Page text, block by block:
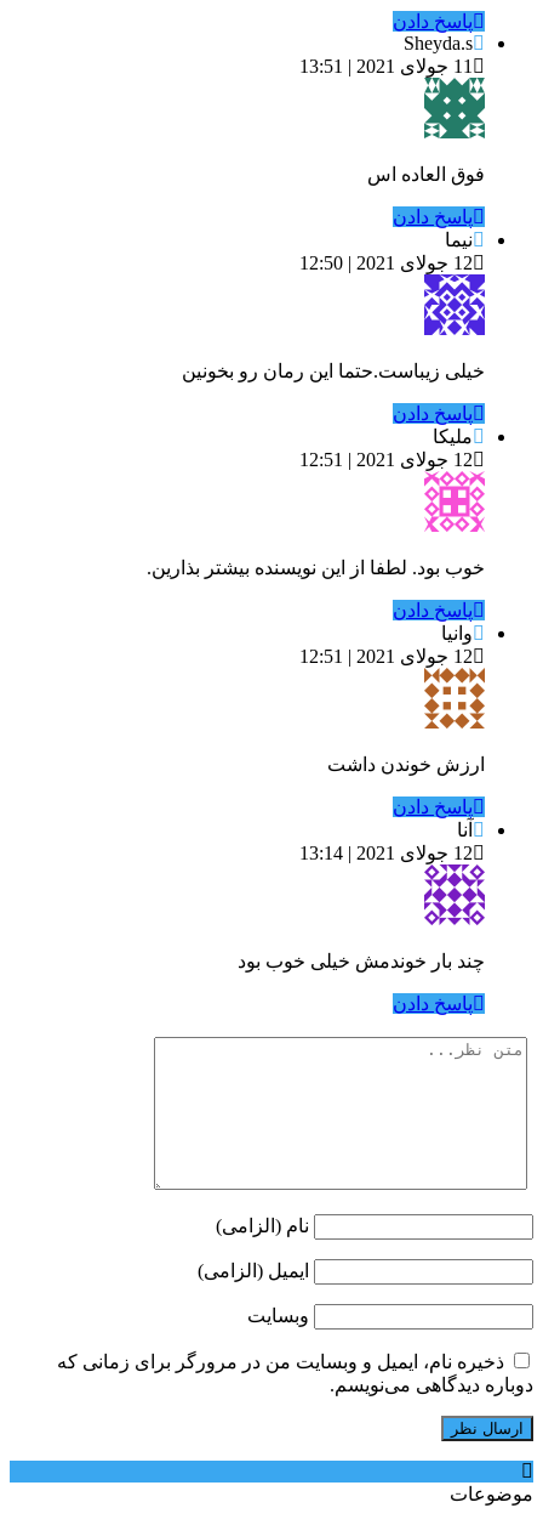
پاسخ دادن
Sheyda.s
11 جولای 2021 | 13:51
فوق العاده اس
پاسخ دادن
نیما
12 جولای 2021 | 12:50
خیلی زیباست.حتما این رمان رو بخونین
پاسخ دادن
ملیکا
12 جولای 2021 | 12:51
خوب بود. لطفا از این نویسنده بیشتر بذارین.
پاسخ دادن
وانیا
12 جولای 2021 | 12:51
ارزش خوندن داشت
پاسخ دادن
آنا
12 جولای 2021 | 13:14
چند بار خوندمش خیلی خوب بود
پاسخ دادن
نام (الزامی)
ایمیل (الزامی)
وبسایت
ذخیره نام، ایمیل و وبسایت من در مرورگر برای زمانی که
دوباره دیدگاهی می‌نویسم.
موضوعات